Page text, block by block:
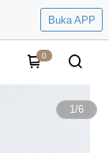
Buka APP
0
1/6